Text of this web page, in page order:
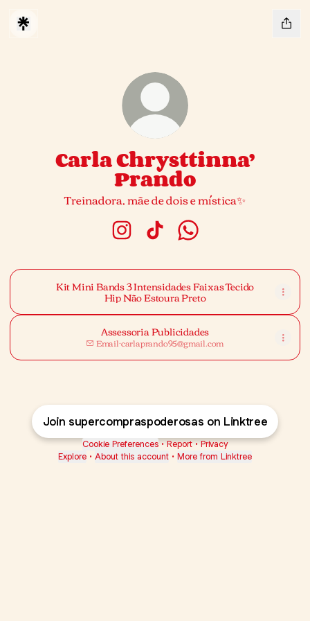
Carla Chrysttinna’
Prando
Treinadora, mãe de dois e mística✨
Carla Chrysttinna’ Prando
Carla Chrysttinna’ Prando
Carla Chrysttinna’
Kit Mini Bands 3 Intensidades Faixas Tecido
Hip Não Estoura Preto
Assessoria Publicidades
Email·carlaprando95@gmail.com
Join supercompraspoderosas on Linktree
Cookie Preferences • Report • Privacy
Explore • About this account • More from Linktree